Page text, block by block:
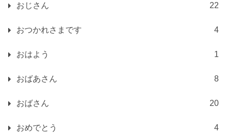
おじさん 22
おつかれさまです 4
おはよう 1
おばあさん 8
おばさん 20
おめでとう 4